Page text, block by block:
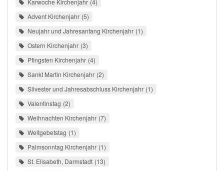
Karwoche Kirchenjahr 4
Advent Kirchenjahr 5
Neujahr und Jahresanfang Kirchenjahr 1
Ostern Kirchenjahr 3
Pfingsten Kirchenjahr 4
Sankt Martin Kirchenjahr 2
Silvester und Jahresabschluss Kirchenjahr 1
Valentinstag 2
Weihnachten Kirchenjahr 7
Weltgebetstag 1
Palmsonntag Kirchenjahr 1
St. Elisabeth, Darmstadt 13